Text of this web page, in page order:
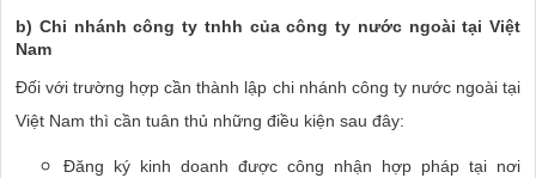
b) Chi nhánh công ty tnhh của công ty nước ngoài tại Việt
Nam
Đối với trường hợp cần thành lập chi nhánh công ty nước ngoài tại
Việt Nam thì cần tuân thủ những điều kiện sau đây:
Đăng ký kinh doanh được công nhận hợp pháp tại nơi